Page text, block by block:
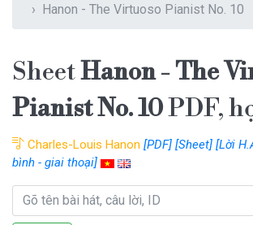
Hanon - The Virtuoso Pianist No. 10
SheetHanon - The
Pianist No. 10PDF,
Charles-Louis Hanon [PDF] [Sheet] [Lời
bình - giai thoại]